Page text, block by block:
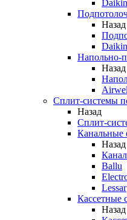
Daikin
Назад
Daikin
Напольно-
Назад
Сплит-системы
Назад
Сплит-
Канальные
Назад
Ballu
Lessar
Кассетные
Назад